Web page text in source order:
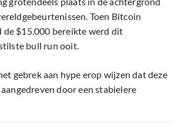
Toen Bitcoin
de $15.000 bereikte werd dit
bull run ooit.
gebrek aan hype erop wijzen dat deze
door een stabielere